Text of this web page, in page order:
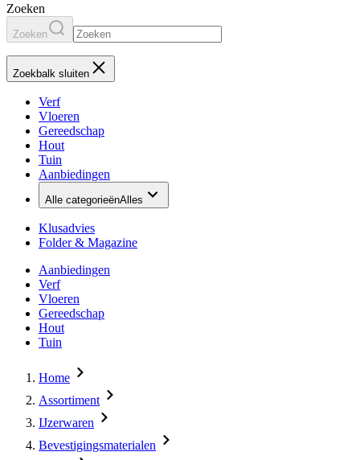
Zoeken
Zoeken
Zoekbalk sluiten
Verf
Vloeren
Gereedschap
Hout
Tuin
Aanbiedingen
Alle categorieënAlles
Klusadvies
Folder & Magazine
Aanbiedingen
Verf
Vloeren
Gereedschap
Hout
Tuin
Home
Assortiment
IJzerwaren
Bevestigingsmaterialen